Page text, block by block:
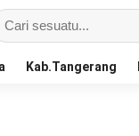
Kab.Tangerang